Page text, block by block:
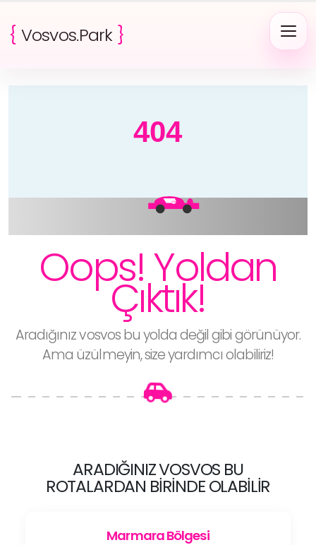
{ Vosvos.Park }
VW
404
Oops! Yoldan
Çıktık!
Aradığınız vosvos bu yolda değil gibi görünüyor.
Ama üzülmeyin, size yardımcı olabiliriz!
ARADIĞINIZ VOSVOS BU
ROTALARDAN BIRINDE OLABILIR
Marmara Bölgesi